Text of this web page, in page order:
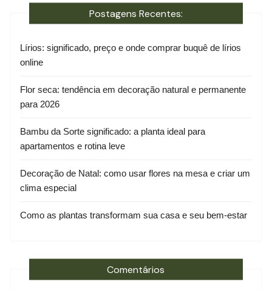
Postagens Recentes:
Lírios: significado, preço e onde comprar buquê de lírios
online
Flor seca: tendência em decoração natural e permanente
para 2026
Bambu da Sorte significado: a planta ideal para
apartamentos e rotina leve
Decoração de Natal: como usar flores na mesa e criar um
clima especial
Como as plantas transformam sua casa e seu bem-estar
Comentários